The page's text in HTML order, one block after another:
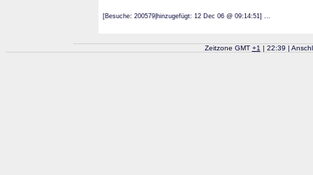
[Besuche: 200579|hinzugefügt: 12 Dec 06 @ 09:14:51] ...
Zeitzone GMT +1 | 22:39 |